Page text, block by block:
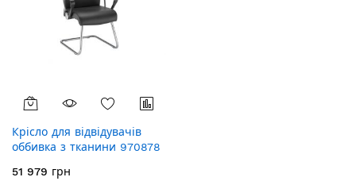
Крісло для відвідувачів
оббивка з тканини 970878
51 979 грн